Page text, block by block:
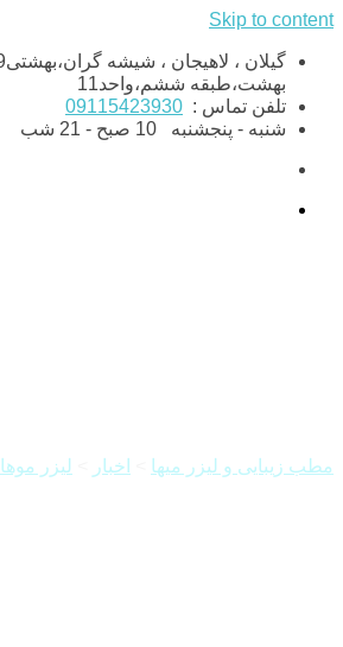
Skip to content
بهشت،طبقه ششم،واحد11
تلفن تماس : 09115423930
شنبه - پنجشنبه
مطب زیبایی و لیزر میها اخبار لیزر